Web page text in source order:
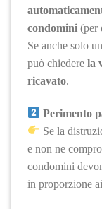
condomini (per
Se anche solo
può chiedere la
ricavato.
Perimento
Se la
e non ne
condomini
in proporzione